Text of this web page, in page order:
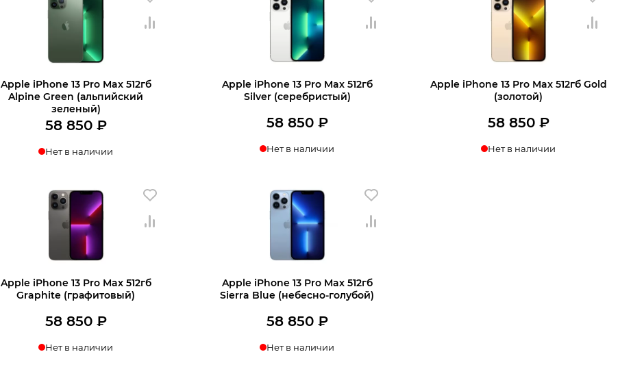
Apple iPhone 13 Pro Max 512гб
Alpine Green (альпийский
зеленый)
58 850 ₽
Нет в наличии
Apple iPhone 13 Pro Max 512гб
Silver (серебристый)
58 850 ₽
Нет в наличии
Apple iPhone 13 Pro Max 512гб Gold
(золотой)
58 850 ₽
Нет в наличии
Apple iPhone 13 Pro Max 512гб
Graphite (графитовый)
58 850 ₽
Нет в наличии
Apple iPhone 13 Pro Max 512гб
Sierra Blue (небесно-голубой)
58 850 ₽
Нет в наличии
+7 812 318-40-14
(c 10:00 до 21:00, без выходных)